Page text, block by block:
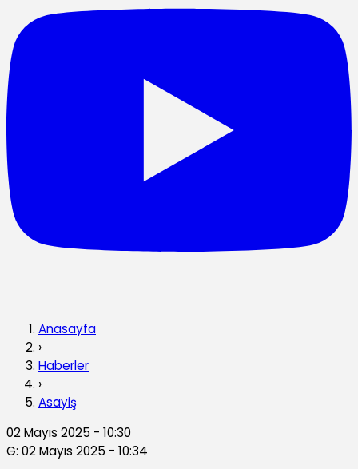
Anasayfa
›
Haberler
›
Asayiş
02 Mayıs 2025 - 10:30
G: 02 Mayıs 2025 - 10:34